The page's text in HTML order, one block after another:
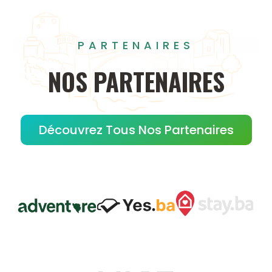
PARTENAIRES
NOS PARTENAIRES
Découvrez Tous Nos Partenaires